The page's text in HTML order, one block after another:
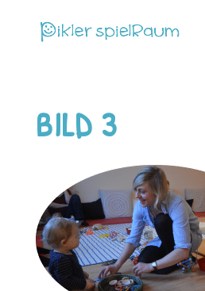
BILD 3